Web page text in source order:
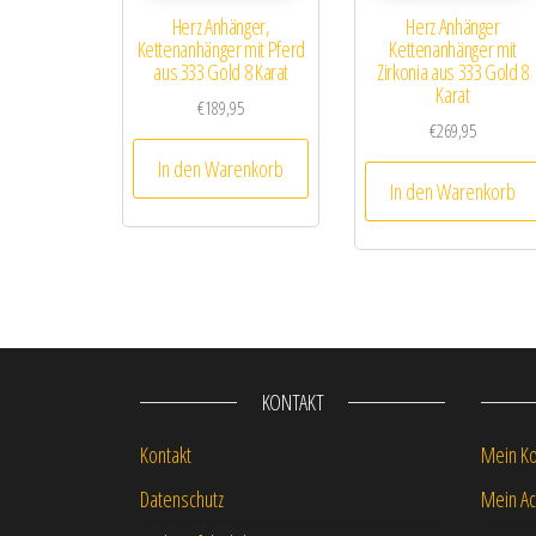
Herz Anhänger,
Kettenanhänger mit Pferd
aus 333 Gold 8 Karat
€189,95
In den Warenkorb
Herz Anhänger
Kettenanhänger mit
Zirkonia aus 333 Gold 8
Karat
€269,95
In den Warenkorb
KONTAKT
Kontakt
Datenschutz
Mein
Mein